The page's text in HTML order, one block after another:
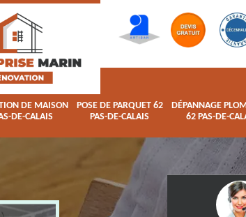
DE MAISON
DE-CALAIS
POSE DE PARQUET 62
PAS-DE-CALAIS
DÉPANNAGE
62 PAS-DE-